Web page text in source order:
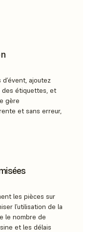
ajoutez
des étiquettes, et
gère
et sans erreur,
les pièces sur
l’utilisation de la
le nombre de
et les délais